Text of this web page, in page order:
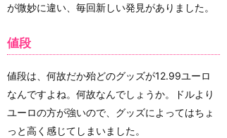
が微妙に違い、毎回新しい発見がありました。
値段
値段は、何故だか殆どのグッズが12.99ユーロ
なんですよね。何故なんでしょうか。ドルより
ユーロの方が強いので、グッズによってはちょ
っと高く感じてしまいました。